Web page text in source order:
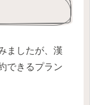
ましたが、漢
できるプラン